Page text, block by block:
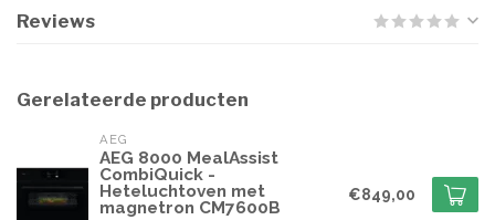
Reviews
Gerelateerde producten
AEG
AEG 8000 MealAssist
CombiQuick -
Heteluchtoven met
magnetron CM7600B
€849,00